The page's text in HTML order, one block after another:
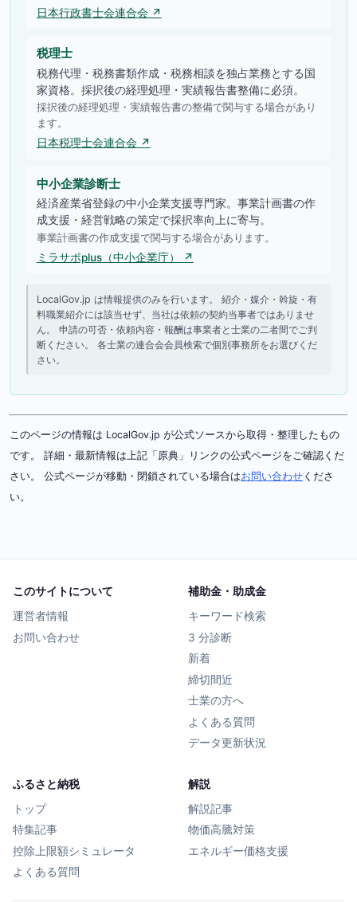
日本行政書士会連合会 ↗
税理士
税務代理・税務書類作成・税務相談を独占業務とする国
家資格。採択後の経理処理・実績報告書整備に必須。
採択後の経理処理・実績報告書の整備で関与する場合があり
ます。
日本税理士会連合会 ↗
中小企業診断士
経済産業省登録の中小企業支援専門家。事業計画書の作
成支援・経営戦略の策定で採択率向上に寄与。
事業計画書の作成支援で関与する場合があります。
ミラサポplus（中小企業庁） ↗
LocalGov.jp は情報提供のみを行います。 紹介・媒介・斡旋・有
料職業紹介には該当せず、当社は依頼の契約当事者ではありませ
ん。 申請の可否・依頼内容・報酬は事業者と士業の二者間でご判
断ください。 各士業の連合会会員検索で個別事務所をお選びくだ
さい。
このページの情報は LocalGov.jp が公式ソースから取得・整理したもの
です。 詳細・最新情報は上記「原典」リンクの公式ページをご確認くだ
さい。 公式ページが移動・閉鎖されている場合はお問い合わせ くださ
い。
このサイトについて
運営者情報
お問い合わせ
補助金・助成金
キーワード検索
3 分診断
新着
締切間近
士業の方へ
よくある質問
データ更新状況
ふるさと納税
トップ
特集記事
控除上限額シミュレータ
よくある質問
解説
解説記事
物価高騰対策
エネルギー価格支援